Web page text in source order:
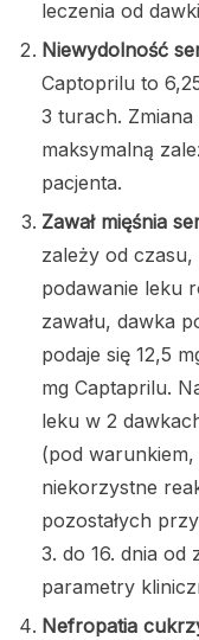
leczenia od
Niewydolność
Captoprilu to
3 turach.
maksymalną
pacjenta.
Zawał mięśnia
zależy od
podawanie leku
zawału, dawka
podaje się 12,5
mg Captaprilu.
leku w 2
(pod warunkiem,
niekorzystne
pozostałych
3. do 16. dnia od
parametry
Nefropatia